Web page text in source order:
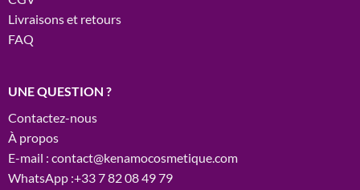
Livraisons et retours
FAQ
UNE QUESTION ?
Contactez-nous
À propos
E-mail : contact@kenamocosmetique.com
WhatsApp :+33 7 82 08 49 79